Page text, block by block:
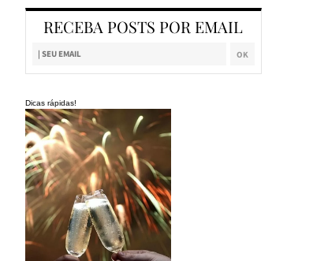
RECEBA POSTS POR EMAIL
Dicas rápidas!